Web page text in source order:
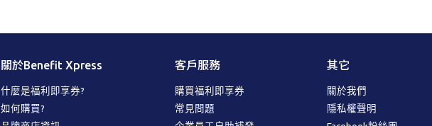
關於Benefit Xpress
什麼是福利即享券?
如何購買?
客戶服務
購買福利即享券
常見問題
其它
關於我們
隱私權聲明